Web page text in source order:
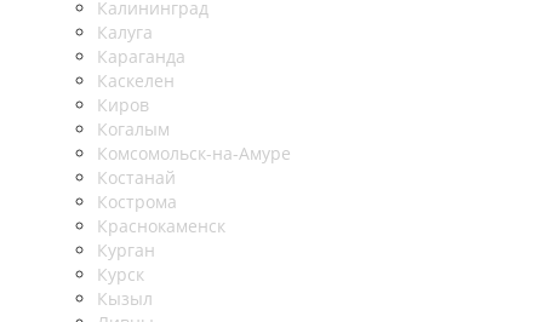
Калининград
Калуга
Караганда
Каскелен
Киров
Когалым
Комсомольск-на-Амуре
Костанай
Кострома
Краснокаменск
Курган
Курск
Кызыл